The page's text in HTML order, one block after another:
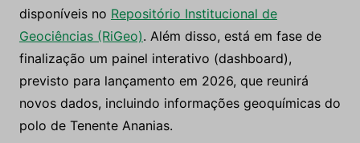
disponíveis no Repositório Institucional de
Geociências (RiGeo). Além disso, está em fase de
finalização um painel interativo (dashboard),
previsto para lançamento em 2026, que reunirá
novos dados, incluindo informações geoquímicas do
polo de Tenente Ananias.